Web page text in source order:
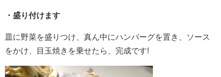
・盛り付けます
皿に野菜を盛りつけ、真ん中にハンバーグを置き、ソース
をかけ、目玉焼きを乗せたら、完成です!